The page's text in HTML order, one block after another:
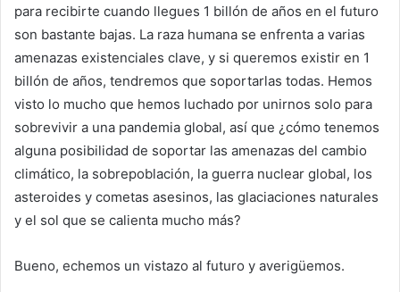
para recibirte cuando llegues 1 billón de años en el futuro
son bastante bajas. La raza humana se enfrenta a varias
amenazas existenciales clave, y si queremos existir en 1
billón de años, tendremos que soportarlas todas. Hemos
visto lo mucho que hemos luchado por unirnos solo para
sobrevivir a una pandemia global, así que ¿cómo tenemos
alguna posibilidad de soportar las amenazas del cambio
climático, la sobrepoblación, la guerra nuclear global, los
asteroides y cometas asesinos, las glaciaciones naturales
y el sol que se calienta mucho más?
Bueno, echemos un vistazo al futuro y averigüemos.